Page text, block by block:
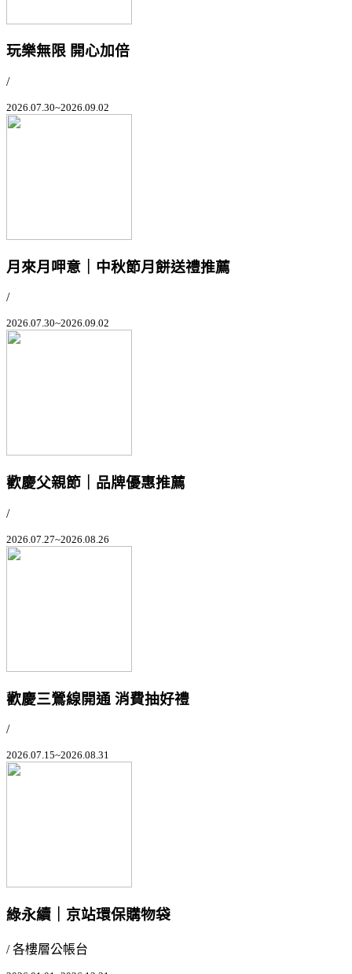
玩樂無限 開心加倍
/
2026.07.30~2026.09.02
月來月呷意｜中秋節月餅送禮推薦
/
2026.07.30~2026.09.02
歡慶父親節｜品牌優惠推薦
/
2026.07.27~2026.08.26
歡慶三鶯線開通 消費抽好禮
/
2026.07.15~2026.08.31
綠永續｜京站環保購物袋
/ 各樓層公帳台